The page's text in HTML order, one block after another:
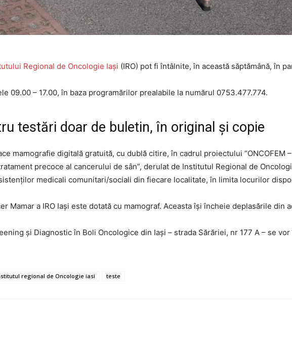
Regional de Oncologie Iași (IRO) pot fi întâlnite, în această săptămână, în
09.00 – 17.00, în baza programărilor prealabile la numărul 0753.477.774.
testări doar de buletin, în original și copie
mamografie digitală gratuită, cu dublă citire, în cadrul proiectului “ONCOFEM
precoce al cancerului de sân”, derulat de Institutul Regional de
medicali comunitari/sociali din fiecare localitate, în limita locurilor
Mamar a IRO Iași este dotată cu mamograf. Aceasta își încheie deplasările din
și Diagnostic în Boli Oncologice din Iași – strada Sărăriei, nr 177 A – se
regional de Oncologie iasi teste